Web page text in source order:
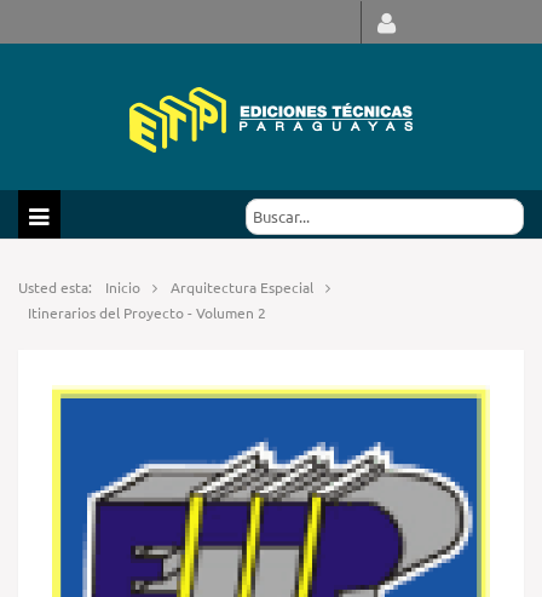
Usted esta: Inicio
Arquitectura Especial
Itinerarios del Proyecto - Volumen 2